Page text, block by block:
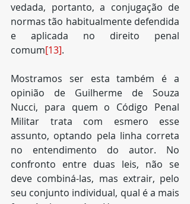
vedada, portanto, a conjugação de
normas tão habitualmente defendida
e aplicada no direito penal
comum[13].
Mostramos ser esta também é a
opinião de Guilherme de Souza
Nucci, para quem o Código Penal
Militar trata com esmero esse
assunto, optando pela linha correta
no entendimento do autor. No
confronto entre duas leis, não se
deve combiná-las, mas extrair, pelo
seu conjunto individual, qual é a mais